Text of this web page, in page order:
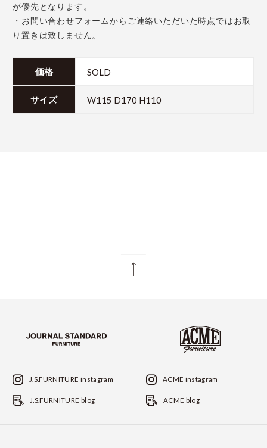
が優先となります。
・お問い合わせフォームからご連絡いただいた時点ではお取
り置きは致しません。
価格 SOLD
サイズ W115 D170 H110
J.S.FURNITURE instagram
J.S.FURNITURE blog
ACME instagram
ACME blog